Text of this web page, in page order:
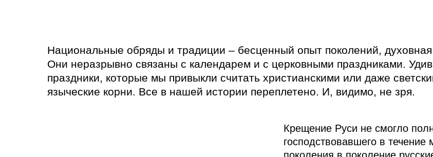
Национальные обряды и традиции – бесценный опыт поколений,
Они неразрывно связаны с календарем и с церковными праздниками.
праздники, которые мы привыкли считать христианскими или даже
языческие корни. Все в нашей истории переплетено. И, видимо, не зря.
Крещение Руси не смогло
господствовавшего в